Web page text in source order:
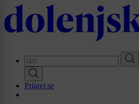
Skip
to
main
Prijavi se